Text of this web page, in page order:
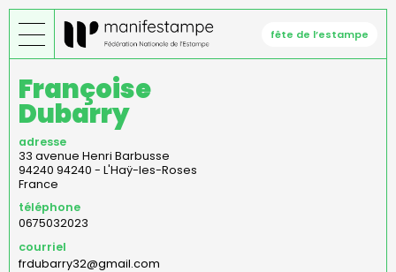
Aller
au
contenu
fête de l’estampe
Françoise
Dubarry
adresse
33 avenue Henri Barbusse
94240 94240 - L'Haÿ-les-Roses
France
téléphone
0675032023
courriel
frdubarry32@gmail.com